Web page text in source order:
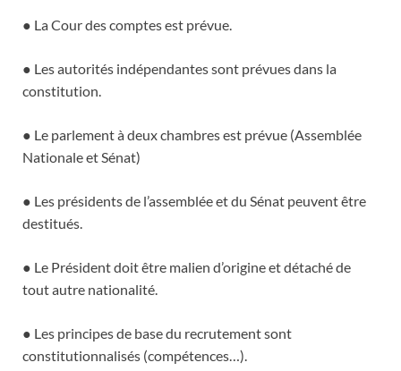
● La Cour des comptes est prévue.
● Les autorités indépendantes sont prévues dans la
constitution.
● Le parlement à deux chambres est prévue (Assemblée
Nationale et Sénat)
● Les présidents de l’assemblée et du Sénat peuvent être
destitués.
● Le Président doit être malien d’origine et détaché de
tout autre nationalité.
● Les principes de base du recrutement sont
constitutionnalisés (compétences…).